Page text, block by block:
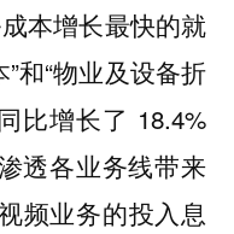
本增长最快的就
和“物业及设备折
比增长了 18.4%
透各业务线带来
频业务的投入息